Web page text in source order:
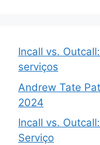
Incall vs.
serviços
Andrew Tate
2024
Incall vs.
Serviço